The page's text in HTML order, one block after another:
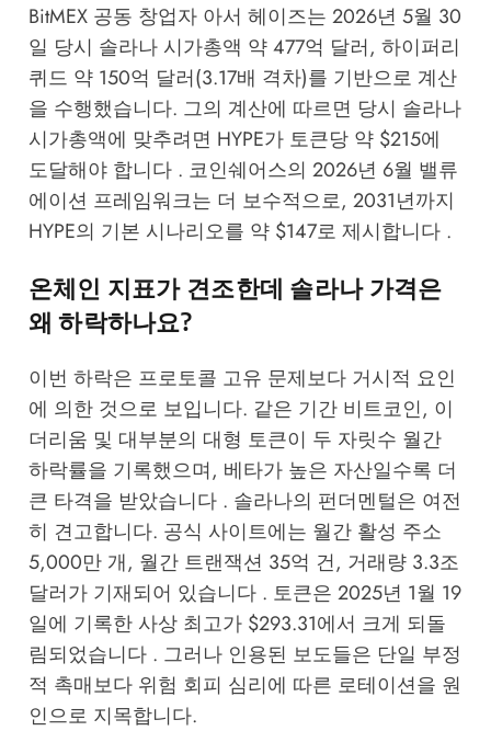
BitMEX 공동 창업자 아서 헤이즈는 2026년 5월 30
일 당시 솔라나 시가총액 약 477억 달러, 하이퍼리
퀴드 약 150억 달러(3.17배 격차)를 기반으로 계산
을 수행했습니다. 그의 계산에 따르면 당시 솔라나
시가총액에 맞추려면 HYPE가 토큰당 약 $215에
도달해야 합니다 . 코인쉐어스의 2026년 6월 밸류
에이션 프레임워크는 더 보수적으로, 2031년까지
HYPE의 기본 시나리오를 약 $147로 제시합니다 .
온체인 지표가 견조한데 솔라나 가격은
왜 하락하나요?
이번 하락은 프로토콜 고유 문제보다 거시적 요인
에 의한 것으로 보입니다. 같은 기간 비트코인, 이
더리움 및 대부분의 대형 토큰이 두 자릿수 월간
하락률을 기록했으며, 베타가 높은 자산일수록 더
큰 타격을 받았습니다 . 솔라나의 펀더멘털은 여전
히 견고합니다. 공식 사이트에는 월간 활성 주소
5,000만 개, 월간 트랜잭션 35억 건, 거래량 3.3조
달러가 기재되어 있습니다 . 토큰은 2025년 1월 19
일에 기록한 사상 최고가 $293.31에서 크게 되돌
림되었습니다 . 그러나 인용된 보도들은 단일 부정
적 촉매보다 위험 회피 심리에 따른 로테이션을 원
인으로 지목합니다.